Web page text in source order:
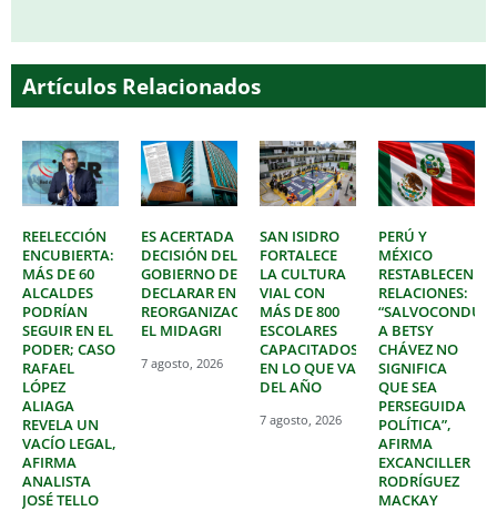
Artículos Relacionados
REELECCIÓN
ENCUBIERTA:
MÁS DE 60
ALCALDES
PODRÍAN
SEGUIR EN EL
PODER; CASO
RAFAEL
LÓPEZ
ALIAGA
REVELA UN
VACÍO LEGAL,
AFIRMA
ANALISTA
JOSÉ TELLO
ES ACERTADA
DECISIÓN DEL
GOBIERNO DE
DECLARAR EN
REORGANIZACIÓN
EL MIDAGRI
7 agosto, 2026
SAN ISIDRO
FORTALECE
LA CULTURA
VIAL CON
MÁS DE 800
ESCOLARES
CAPACITADOS
EN LO QUE VA
DEL AÑO
7 agosto, 2026
PERÚ Y
MÉXICO
RESTABLECEN
RELACIONES:
A BETSY
CHÁVEZ NO
SIGNIFICA
QUE SEA
PERSEGUIDA
POLÍTICA”,
AFIRMA
EXCANCILLER
RODRÍGUEZ
MACKAY